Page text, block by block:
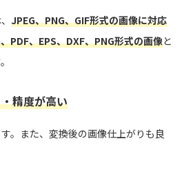
JPEG、PNG、GIF形式の画像に対応
PDF、EPS、DXF、PNG形式の画像と
精度が高い
。また、変換後の画像仕上がりも良